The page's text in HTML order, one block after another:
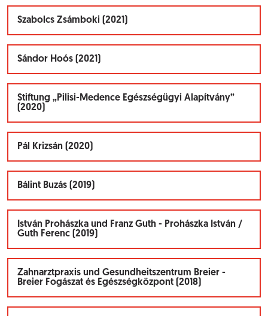
Szabolcs Zsámboki (2021)
Sándor Hoós (2021)
Stiftung „Pilisi-Medence Egészségügyi Alapítvány”
(2020)
Pál Krizsán (2020)
Bálint Buzás (2019)
István Prohászka und Franz Guth - Prohászka István /
Guth Ferenc (2019)
Zahnarztpraxis und Gesundheitszentrum Breier -
Breier Fogászat és Egészségközpont (2018)